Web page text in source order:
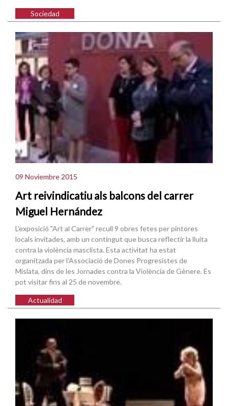
Sociedad
09 Noviembre 2015
Art reivindicatiu als balcons del carrer
Miguel Hernández
L'exposició "Art al Carrer" recull 9 obres fetes per pintores
locals invitades, amb un contingut que busca reflectir la lluita
contra la violència masclista. Esta activitat ha estat
organitzada per l'Associació de Dones Progresistes de
Mislata, dins de les Jornades contra la Violència de Gènere. Es
pot visitar fins al 25 de novembre.
Actualidad